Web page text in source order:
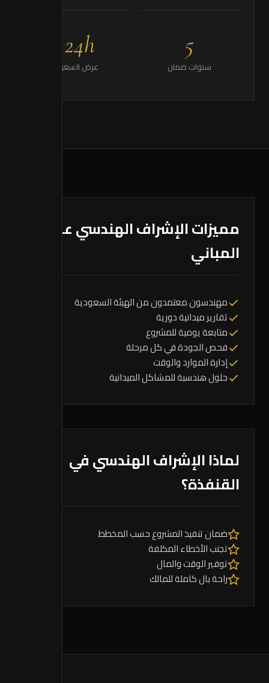
5
سنوات ضمان
24h
عرض السعر
مميزات الإشراف الهندسي على
المباني
مهندسون معتمدون من الهيئة السعودية
تقارير ميدانية دورية
متابعة يومية للمشروع
فحص الجودة في كل مرحلة
إدارة الموارد والوقت
حلول هندسية للمشاكل الميدانية
لماذا الإشراف الهندسي في
القنفذة؟
ضمان تنفيذ المشروع حسب المخطط
تجنب الأخطاء المكلفة
توفير الوقت والمال
راحة بال كاملة للمالك